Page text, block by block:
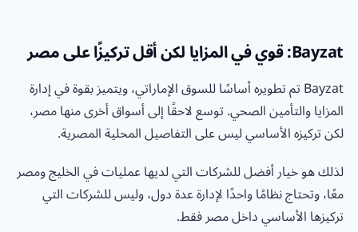
Bayzat: قوي في المزايا لكن أقل تركيزًا على مصر
Bayzat تم تطويره أساسًا للسوق الإماراتي، ويتميز بقوة في إدارة
المزايا والتأمين الصحي. توسع لاحقًا إلى أسواق أخرى منها مصر،
لكن تركيزه الأساسي ليس على التفاصيل المحلية المصرية.
لذلك هو خيار أفضل للشركات التي لديها عمليات في الخليج ومصر
معًا، وتحتاج نظامًا واحدًا لإدارة عدة دول، وليس للشركات التي
تركيزها الأساسي داخل مصر فقط.